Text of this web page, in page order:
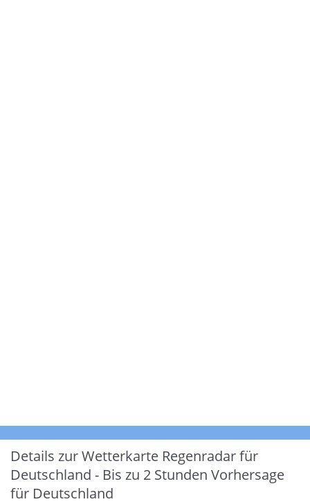
Details zur Wetterkarte Regenradar für
Deutschland - Bis zu 2 Stunden Vorhersage
für Deutschland